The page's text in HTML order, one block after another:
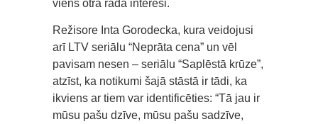
viens otrā rada interesi.
Režisore Inta Gorodecka, kura veidojusi
arī LTV seriālu “Neprāta cena” un vēl
pavisam nesen – seriālu “Saplēstā krūze”,
atzīst, ka notikumi šajā stāstā ir tādi, ka
ikviens ar tiem var identificēties: “Tā jau ir
mūsu pašu dzīve, mūsu pašu sadzīve,